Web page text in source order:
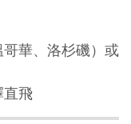
華、洛杉磯）或
直飛